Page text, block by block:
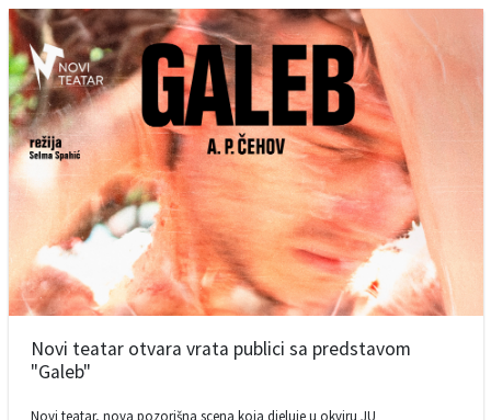
Novi teatar otvara vrata publici sa predstavom
"Galeb"
Novi teatar, nova pozorišna scena koja djeluje u okviru JU